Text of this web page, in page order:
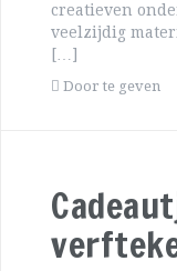
creatieven
veelzijdig
[…]
Door te geven